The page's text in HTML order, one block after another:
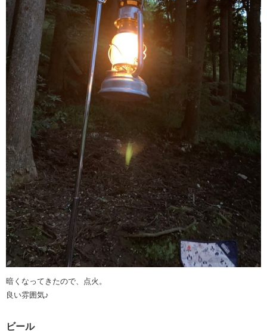
暗くなってきたので、点火。
良い雰囲気♪
ビール